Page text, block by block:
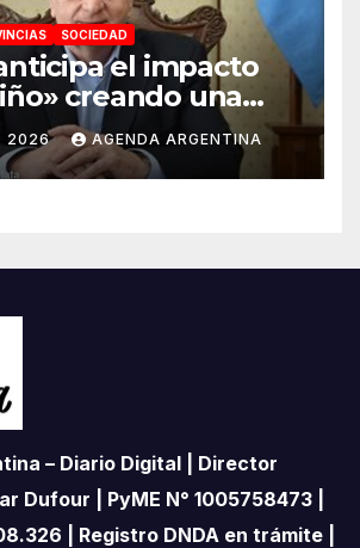
SOCIEDAD
el impacto
creando una
de Gestión» para
el territorio
2026 AGENDA ARGENTINA
– Diario Digital | Director
Dufour | PyME N° 1005758473 |
| Registro DNDA en trámite |